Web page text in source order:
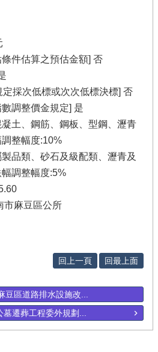
件估算之預估金額] 否
採次低標或次次低標決標] 否
調整價金規定] 是
土、鋼筋、鋼板、型鋼、瀝青
整幅度:10%
品類、砂石及級配類、瀝青及
調整幅度:5%
市麻豆區公所
回上一頁 回最上面
豆區道路排水設施改...
遷葬工程委外規劃...